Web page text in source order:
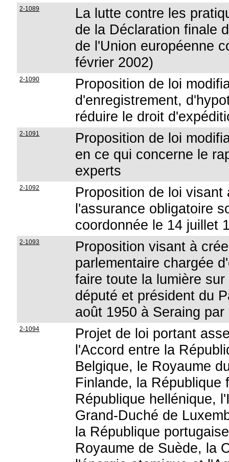
2-1089
La lutte contre les
de la Déclaration finale
de l'Union européenne
février 2002)
2-1090
Proposition de loi
d'enregistrement,
réduire le droit
2-1091
Proposition de loi
en ce qui concerne le
experts
2-1092
Proposition de loi
l'assurance obligatoire
coordonnée le 14 juillet
2-1093
Proposition visant à
parlementaire chargée
faire toute la lumière
député et président du
août 1950 à Seraing
2-1094
Projet de loi portant
l'Accord entre la
Belgique, le Royaume
Finlande, la République
République hellénique,
Grand-Duché de
la République
Royaume de Suède, la